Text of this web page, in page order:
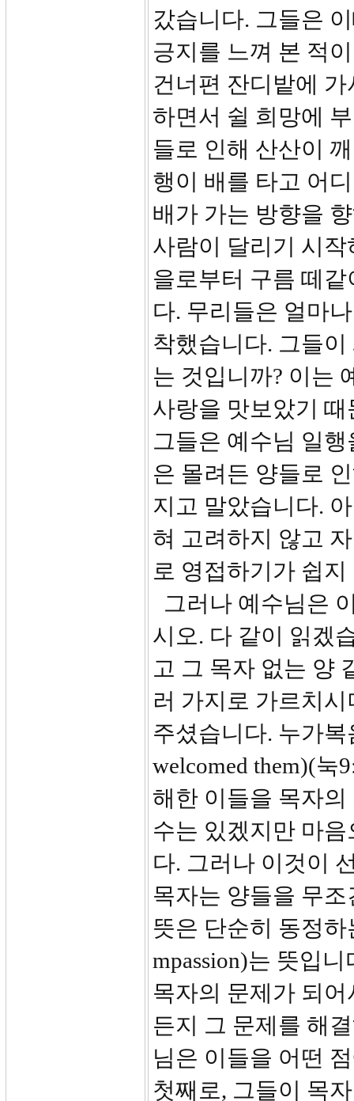
갔습니다. 그들은
긍지를 느껴 본 적
건너편 잔디밭에
하면서 쉴 희망에
들로 인해 산산이
행이 배를 타고 어
배가 가는 방향을
사람이 달리기 시
을로부터 구름 떼
다. 무리들은 얼마
착했습니다. 그들
는 것입니까? 이는
사랑을 맛보았기
그들은 예수님 일
은 몰려든 양들로
지고 말았습니다.
혀 고려하지 않고
로 영접하기가 쉽
그러나 예수님은
시오. 다 같이 읽겠
고 그 목자 없는 양
러 가지로 가르치
주셨습니다. 누가
welcomed them)(
해한 이들을 목자
수는 있겠지만 마
다. 그러나 이것이
목자는 양들을 무조
뜻은 단순히 동정
mpassion)는 뜻입
목자의 문제가 되
든지 그 문제를 해
님은 이들을 어떤
첫째로, 그들이 목